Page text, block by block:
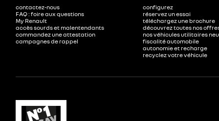
contactez-nous
FAQ : foire aux questions
My Renault
accès sourds et malentendants
commandez une attestation
campagnes de rappel
configurez
réservez un essai
téléchargez une brochure
découvrez toutes nos
nos véhicules utilitaires
fiscalité automobile
autonomie et recharge
recyclez votre véhicule